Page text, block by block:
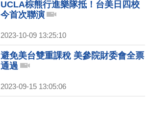
UCLA棕熊行進樂隊抵！台美日四校
今首次聯演
2023-10-09 13:25:10
避免美台雙重課稅 美參院財委會全票
通過
2023-09-15 13:05:06